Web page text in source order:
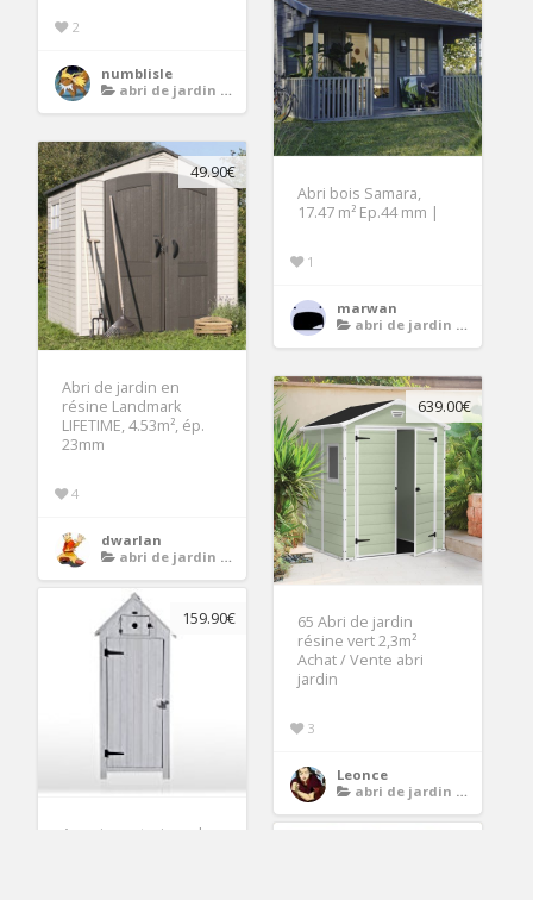
2
numblisle
abri de jardin avec plancher
Abri bois Samara,
17.47 m² Ep.44 mm |
1
marwan
abri de jardin avec plancher
49.90€
Abri de jardin en
résine Landmark
LIFETIME, 4.53m², ép.
23mm
4
dwarlan
abri de jardin avec plancher
639.00€
65 Abri de jardin
résine vert 2,3m²
Achat / Vente abri
jardin
3
Leonce
abri de jardin avec plancher
159.90€
Armoire exterieur de